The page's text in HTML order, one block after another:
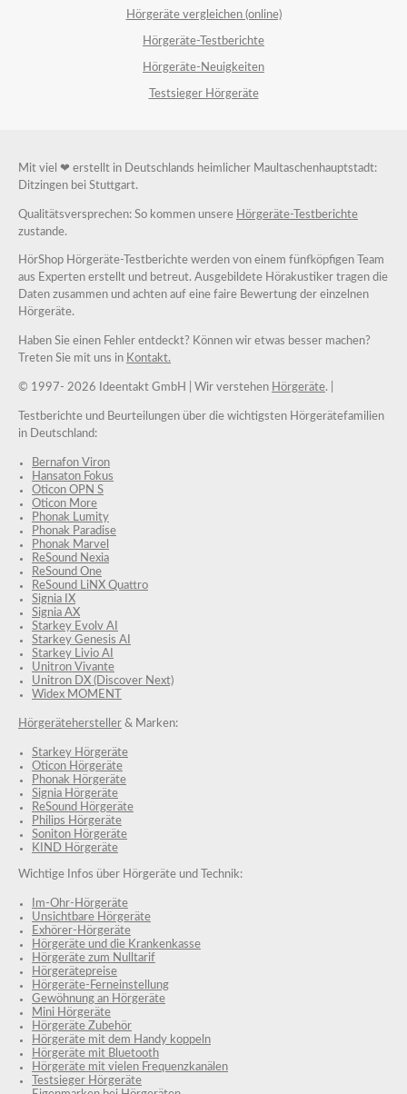
Hörgeräte vergleichen (online)
Hörgeräte-Testberichte
Hörgeräte-Neuigkeiten
Testsieger Hörgeräte
Mit viel ❤ erstellt in Deutschlands heimlicher Maultaschenhauptstadt:
Ditzingen bei Stuttgart.
Qualitätsversprechen: So kommen unsere Hörgeräte-Testberichte
zustande.
HörShop Hörgeräte-Testberichte werden von einem fünfköpfigen Team
aus Experten erstellt und betreut. Ausgebildete Hörakustiker tragen die
Daten zusammen und achten auf eine faire Bewertung der einzelnen
Hörgeräte.
Haben Sie einen Fehler entdeckt? Können wir etwas besser machen?
Treten Sie mit uns in Kontakt.
© 1997- 2026 Ideentakt GmbH | Wir verstehen Hörgeräte. |
Testberichte und Beurteilungen über die wichtigsten Hörgerätefamilien
in Deutschland:
Bernafon Viron
Hansaton Fokus
Oticon OPN S
Oticon More
Phonak Lumity
Phonak Paradise
Phonak Marvel
ReSound Nexia
ReSound One
ReSound LiNX Quattro
Signia IX
Signia AX
Starkey Evolv AI
Starkey Genesis AI
Starkey Livio AI
Unitron Vivante
Unitron DX (Discover Next)
Widex MOMENT
Hörgerätehersteller & Marken:
Starkey Hörgeräte
Oticon Hörgeräte
Phonak Hörgeräte
Signia Hörgeräte
ReSound Hörgeräte
Philips Hörgeräte
Soniton Hörgeräte
KIND Hörgeräte
Wichtige Infos über Hörgeräte und Technik:
Im-Ohr-Hörgeräte
Unsichtbare Hörgeräte
Exhörer-Hörgeräte
Hörgeräte und die Krankenkasse
Hörgeräte zum Nulltarif
Hörgerätepreise
Hörgeräte-Ferneinstellung
Gewöhnung an Hörgeräte
Mini Hörgeräte
Hörgeräte Zubehör
Hörgeräte mit dem Handy koppeln
Hörgeräte mit Bluetooth
Hörgeräte mit vielen Frequenzkanälen
Testsieger Hörgeräte